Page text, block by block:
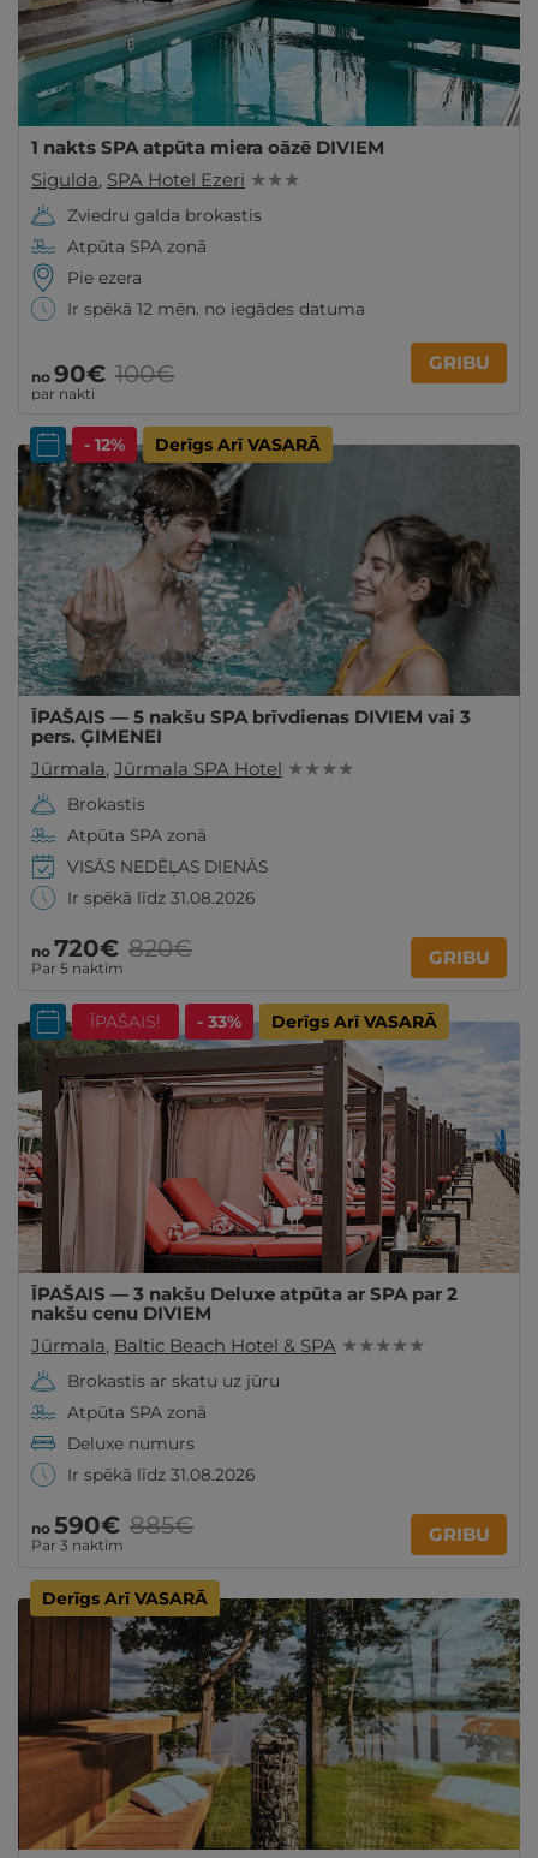
1 nakts SPA atpūta miera oāzē DIVIEM
Sigulda, SPA Hotel Ezeri ★ ★ ★
Zviedru galda brokastis
Atpūta SPA zonā
Pie ezera
Ir spēkā 12 mēn. no iegādes datuma
no 90€
par nakti
100€ GRIBU
- 12% Derīgs Arī VASARĀ
ĪPAŠAIS — 5 nakšu SPA brīvdienas DIVIEM vai 3
pers. ĢIMENEI
Jūrmala, Jūrmala SPA Hotel ★ ★ ★ ★
Brokastis
Atpūta SPA zonā
VISĀS NEDĒĻAS DIENĀS
Ir spēkā līdz 31.08.2026
no 720€
Par 5 naktīm
820€ GRIBU
ĪPAŠAIS! - 33% Derīgs Arī VASARĀ
ĪPAŠAIS — 3 nakšu Deluxe atpūta ar SPA par 2
nakšu cenu DIVIEM
Jūrmala, Baltic Beach Hotel & SPA ★ ★ ★ ★ ★
Brokastis ar skatu uz jūru
Atpūta SPA zonā
Deluxe numurs
Ir spēkā līdz 31.08.2026
no 590€
Par 3 naktīm
885€ GRIBU
Derīgs Arī VASARĀ